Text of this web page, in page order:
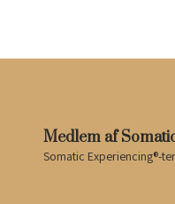
Medlem af
Somatic Experiencing®-